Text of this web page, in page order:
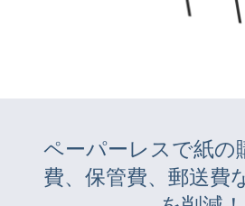
ペーパーレスで紙の
費、保管費、郵送費